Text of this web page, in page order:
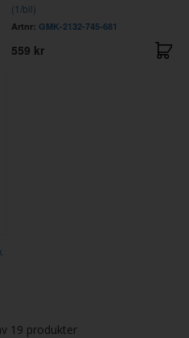
(1/bil)
Artnr: GMK-2132-745-681
559 kr
19 produkter